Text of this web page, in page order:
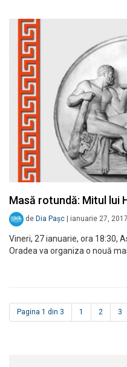
Masă rotundă: Mitul lui
de Dia Pașc | ianuarie 27, 2017
Vineri, 27 ianuarie, ora 18:30,
Oradea va organiza o nouă
Pagina 1 din 3 1 2 3